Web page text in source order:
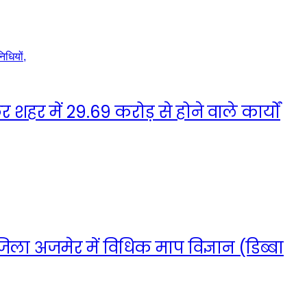
में 29.69 करोड़ से होने वाले कार्यों
अजमेर में विधिक माप विज्ञान (डिब्बा